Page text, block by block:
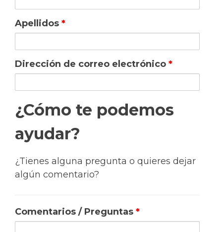
Apellidos *
Dirección de correo electrónico *
¿Cómo te podemos
ayudar?
¿Tienes alguna pregunta o quieres dejar
algún comentario?
Comentarios / Preguntas *